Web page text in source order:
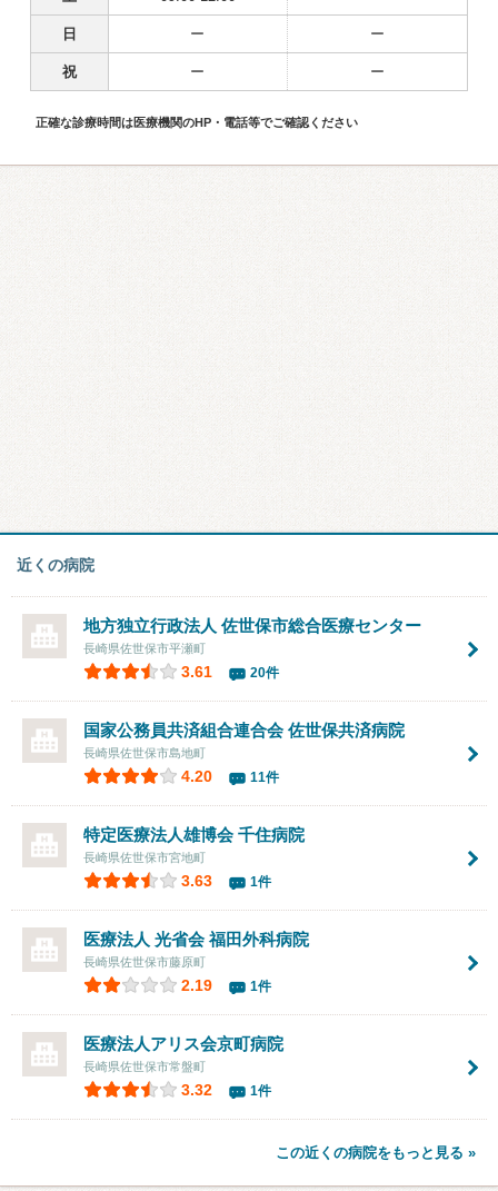
日 ー ー
祝 ー ー
正確な診療時間は医療機関のHP・電話等でご確認ください
近くの病院
地方独立行政法人 佐世保市総合医療センター
長崎県佐世保市平瀬町
3.61 20件
国家公務員共済組合連合会佐世保共済病院
長崎県佐世保市島地町
4.20 11件
特定医療法人雄博会千住病院
長崎県佐世保市宮地町
3.63 1件
医療法人 光省会福田外科病院
長崎県佐世保市藤原町
2.19 1件
医療法人アリス会京町病院
長崎県佐世保市常盤町
3.32 1件
この近くの病院をもっと見る »